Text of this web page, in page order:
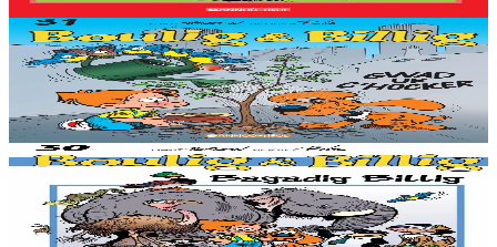
Gwelet Prenañ
Stok diviet
Bannoù-heol
Gwad ur c'hocker
Stok diviet
Stok diviet
Bannoù-heol
Bagadig Billig